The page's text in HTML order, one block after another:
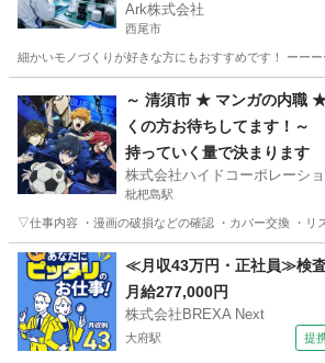
Ark株式会社
西尾市
細かいモノづくりが好きな方にもおすすめです！ ーー
工場 スタッフ
～ 清須市 ★ マンガの内職
くの方お待ちしてます！～
持っていく量で決まります
株式会社ハイドコーポレーシ
枇杷島駅
▽仕事内容 ・漫画の破損などの確認 ・カバー交換 ・リ
愛知 清須市 枇杷島駅 その他 漫画
≪月収43万円・正社員≫検
月給277,000円
株式会社BREXA Next
大府駅 提